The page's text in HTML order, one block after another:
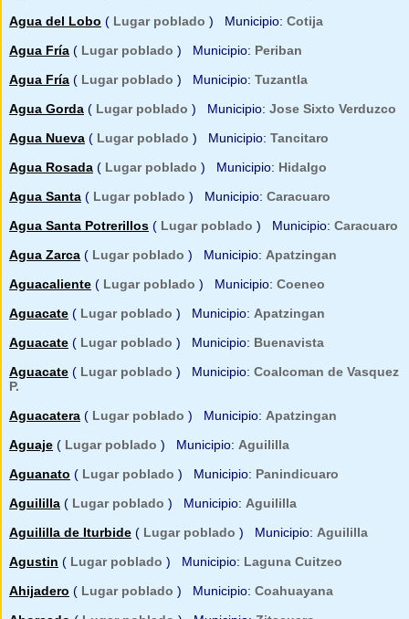
Agua del Lobo ( Lugar poblado ) Municipio: Cotija
Agua Fría ( Lugar poblado ) Municipio: Periban
Agua Fría ( Lugar poblado ) Municipio: Tuzantla
Agua Gorda ( Lugar poblado ) Municipio: Jose Sixto Verduzco
Agua Nueva ( Lugar poblado ) Municipio: Tancitaro
Agua Rosada ( Lugar poblado ) Municipio: Hidalgo
Agua Santa ( Lugar poblado ) Municipio: Caracuaro
Agua Santa Potrerillos ( Lugar poblado ) Municipio: Caracuaro
Agua Zarca ( Lugar poblado ) Municipio: Apatzingan
Aguacaliente ( Lugar poblado ) Municipio: Coeneo
Aguacate ( Lugar poblado ) Municipio: Apatzingan
Aguacate ( Lugar poblado ) Municipio: Buenavista
Aguacate ( Lugar poblado ) Municipio: Coalcoman de Vasquez
P.
Aguacatera ( Lugar poblado ) Municipio: Apatzingan
Aguaje ( Lugar poblado ) Municipio: Aguililla
Aguanato ( Lugar poblado ) Municipio: Panindicuaro
Aguililla ( Lugar poblado ) Municipio: Aguililla
Aguililla de Iturbide ( Lugar poblado ) Municipio: Aguililla
Agustin ( Lugar poblado ) Municipio: Laguna Cuitzeo
Ahijadero ( Lugar poblado ) Municipio: Coahuayana